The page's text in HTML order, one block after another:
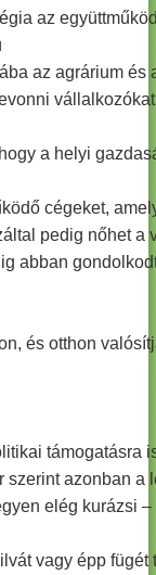
az
az agrárium és
a helyi
cégeket,
pedig nőhet a
abban
és otthon
támogatásra
szerint azonban a
elég kurázsi
vagy épp fügét